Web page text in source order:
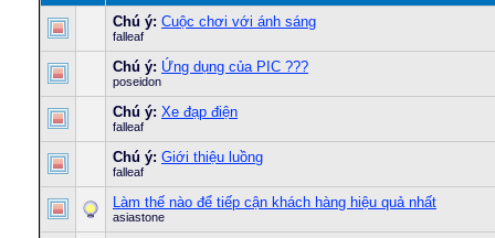
Chú ý: Cuộc chơi với ánh sáng
falleaf
Chú ý: Ứng dụng của PIC ???
poseidon
Chú ý: Xe đạp điện
falleaf
Chú ý: Giới thiệu luồng
falleaf
Làm thế nào để tiếp cận khách hàng hiệu quả nhất
asiastone